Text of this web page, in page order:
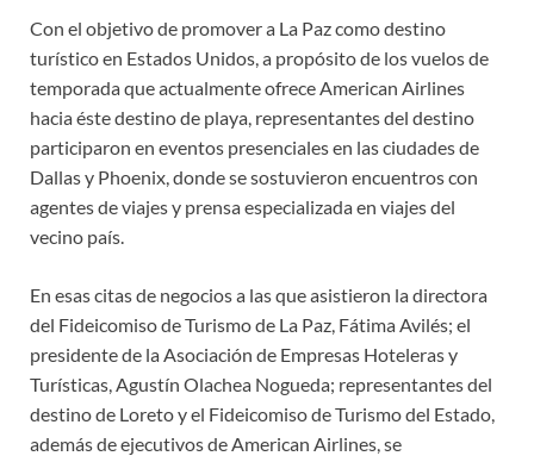
Con el objetivo de promover a La Paz como destino
turístico en Estados Unidos, a propósito de los vuelos de
temporada que actualmente ofrece American Airlines
hacia éste destino de playa, representantes del destino
participaron en eventos presenciales en las ciudades de
Dallas y Phoenix, donde se sostuvieron encuentros con
agentes de viajes y prensa especializada en viajes del
vecino país.
En esas citas de negocios a las que asistieron la directora
del Fideicomiso de Turismo de La Paz, Fátima Avilés; el
presidente de la Asociación de Empresas Hoteleras y
Turísticas, Agustín Olachea Nogueda; representantes del
destino de Loreto y el Fideicomiso de Turismo del Estado,
además de ejecutivos de American Airlines, se